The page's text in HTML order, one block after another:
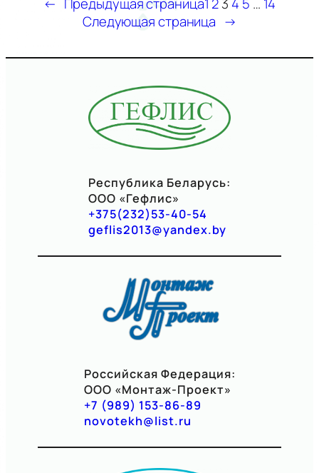
Следующая страница →
Республика Беларусь:
ООО «Гефлис»
+375(232)53-40-54
geflis2013@yandex.by
Российская Федерация:
ООО «Монтаж-Проект»
+7 (989) 153-86-89
novotekh@list.ru